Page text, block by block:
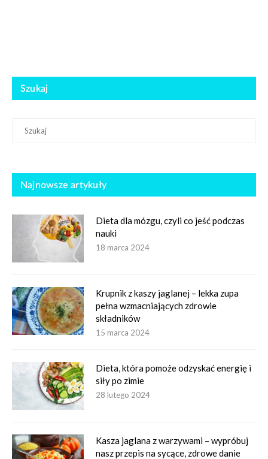
Szukaj
Najnowsze artykuły
Dieta dla mózgu, czyli co jeść podczas
nauki
18 marca 2024
Krupnik z kaszy jaglanej – lekka zupa
pełna wzmacniających zdrowie
składników
15 marca 2024
Dieta, która pomoże odzyskać energię i
siły po zimie
28 lutego 2024
Kasza jaglana z warzywami – wypróbuj
nasz przepis na sycące, zdrowe danie